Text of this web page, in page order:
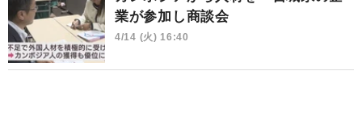
業が参加し商談会
4/14 (火) 16:40